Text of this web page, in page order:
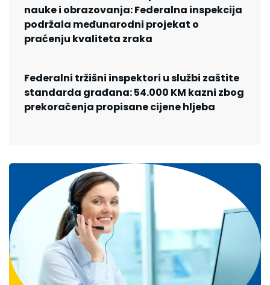
nauke i obrazovanja: Federalna inspekcija
podržala međunarodni projekat o
praćenju kvaliteta zraka
Federalni tržišni inspektori u službi zaštite
standarda građana: 54.000 KM kazni zbog
prekoračenja propisane cijene hljeba